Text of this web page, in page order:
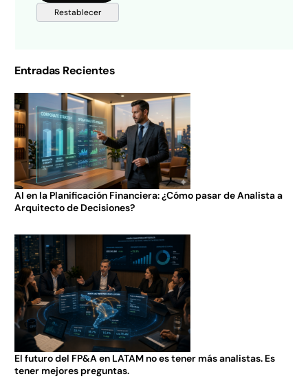
Entradas Recientes
AI en la Planificación Financiera: ¿Cómo pasar de Analista a
Arquitecto de Decisiones?
El futuro del FP&A en LATAM no es tener más analistas. Es
tener mejores preguntas.